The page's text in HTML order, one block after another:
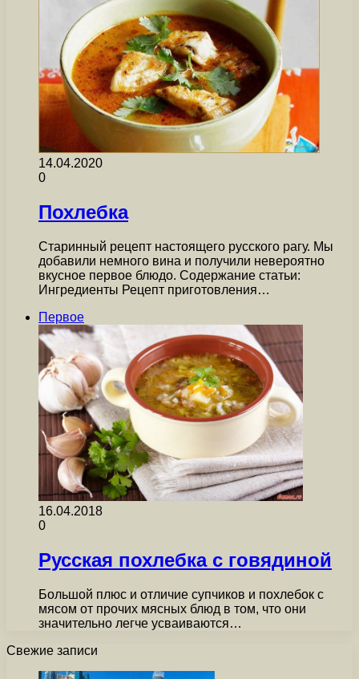
14.04.2020
0
Похлебка
Старинный рецепт настоящего русского рагу. Мы
добавили немного вина и получили невероятно
вкусное первое блюдо. Содержание статьи:
Ингредиенты Рецепт приготовления…
Первое
16.04.2018
0
Русская похлебка с говядиной
Большой плюс и отличие супчиков и похлебок с
мясом от прочих мясных блюд в том, что они
значительно легче усваиваются…
Свежие записи